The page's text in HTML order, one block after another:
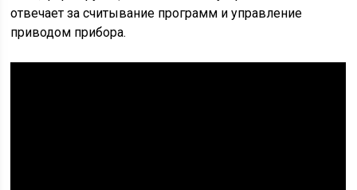
отвечает за считывание программ и управление
приводом прибора.